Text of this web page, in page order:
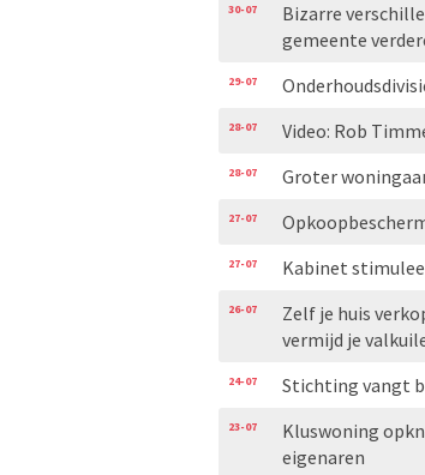
30-07
Bizarre
gemeente
29-07
28-07 Video: Rob
28-07 Groter
27-07
27-07 Kabinet
26-07
Zelf je huis
vermijd je
24-07 Stichting vangt
23-07
Kluswoning
eigenaren